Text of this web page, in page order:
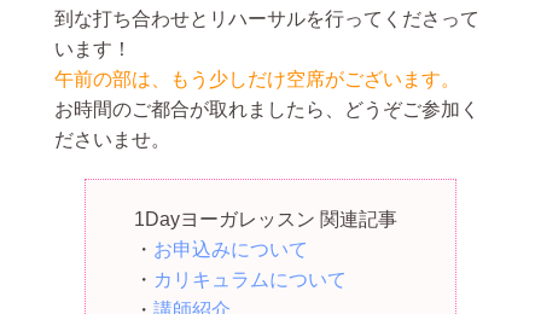
到な打ち合わせとリハーサルを行ってくださって
います！
午前の部は、もう少しだけ空席がございます。
お時間のご都合が取れましたら、どうぞご参加く
ださいませ。
1Dayヨーガレッスン 関連記事
・ お申込みについて
・ カリキュラムについて
・ 講師紹介